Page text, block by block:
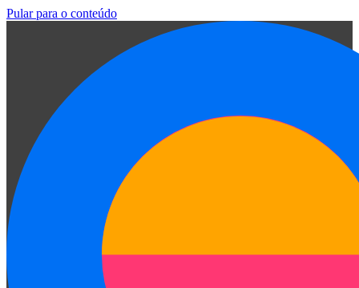
Pular para o conteúdo